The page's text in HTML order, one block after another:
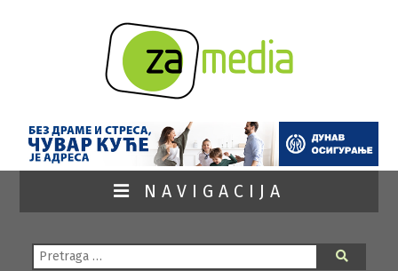
NAVIGACIJA
Pretraga: